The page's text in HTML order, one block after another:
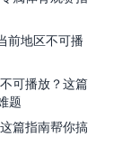
前地区不可播
可播放？这篇
题
篇指南帮你搞